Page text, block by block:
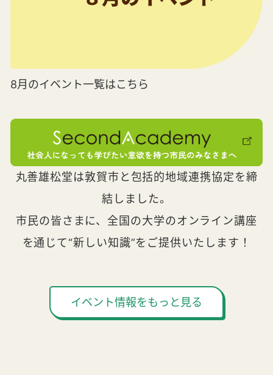
8月のイベント一覧はこちら
丸善雄松堂は敦賀市と包括的地域連携協定を締
結しました。
市民の皆さまに、全国の大学のオンライン講座
を通じて“新しい知識”をご提供いたします！
イベント情報をもっと見る